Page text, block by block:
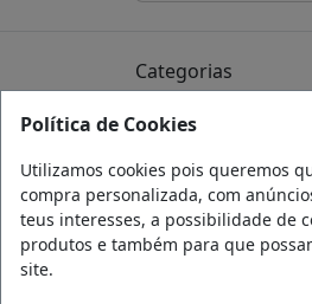
Categorias
Acessórios Interior
Acessórios Carros
Elétricos
Política de Cookies
Utilizamos cookies pois queremos
compra personalizada, com
teus interesses, a possibilidade de
produtos e também para que
site.